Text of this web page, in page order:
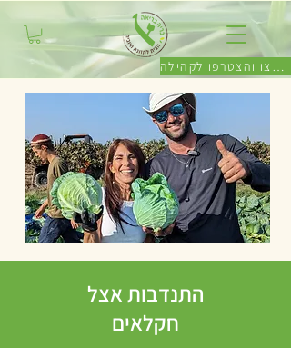
לחצו והצטרפו לקהילה
התנדבות אצל
חקלאים